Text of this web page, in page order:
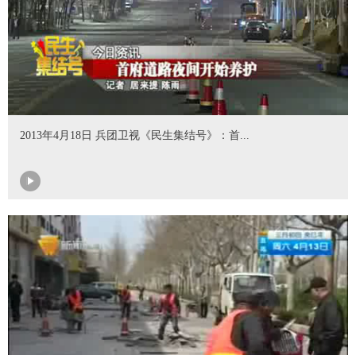
2013年4月18日 兵团卫视《民生集结号》：首...